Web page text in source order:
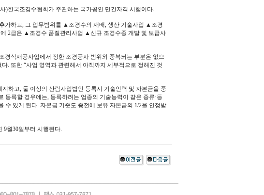
)한국조경수협회가 주관하는 국가공인 민간자격 시험이다.
가하고, 그 업무범위를 ▲조경수의 재배, 생산 기술사업 ▲조경
2급은 ▲조경수 품질관리사업 ▲신규 조경수종 개발 및 보급사
경식재공사업에서 정한 조경공사 범위와 중복되는 부분은 없으
. 또한 “사업 영역과 관련해서 아직까지 세부적으로 정해진 것
하고, 둘 이상의 산림사업법인 등록시 기술인력 및 자본금을 중
록할 경우에는, 등록하려는 업종의 기술능력이 같은 종류·등
있게 된다. 자본금 기준도 종전에 보유 자본금의 1/2을 인정받
9월30일부터 시행된다.